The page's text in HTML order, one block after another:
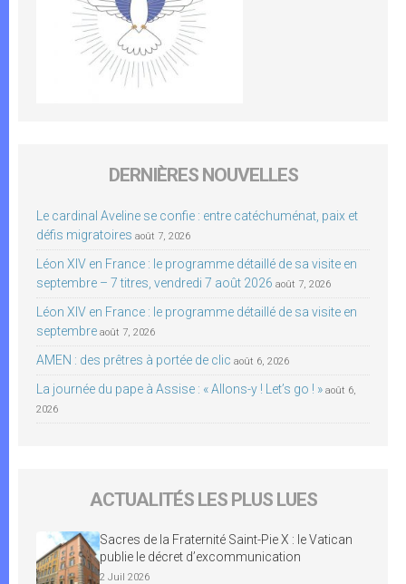
DERNIÈRES NOUVELLES
Le cardinal Aveline se confie : entre catéchuménat, paix et
défis migratoires août 7, 2026
Léon XIV en France : le programme détaillé de sa visite en
septembre – 7 titres, vendredi 7 août 2026 août 7, 2026
Léon XIV en France : le programme détaillé de sa visite en
septembre août 7, 2026
AMEN : des prêtres à portée de clic août 6, 2026
La journée du pape à Assise : « Allons-y ! Let’s go ! » août 6,
2026
ACTUALITÉS LES PLUS LUES
Sacres de la Fraternité Saint-Pie X : le Vatican
publie le décret d’excommunication
2 Juil 2026